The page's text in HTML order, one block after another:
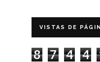
VISTAS DE
8 7 4 4